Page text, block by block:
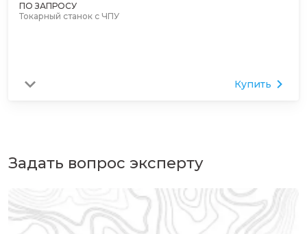
ПО ЗАПРОСУ
Токарный станок с ЧПУ
Купить
Задать вопрос эксперту